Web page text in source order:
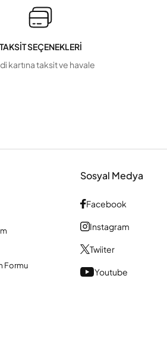
TAKSİT SEÇENEKLERİ
kartına taksit ve havale
Formu
Sosyal Medya
Facebook
Instagram
Twiiter
Youtube